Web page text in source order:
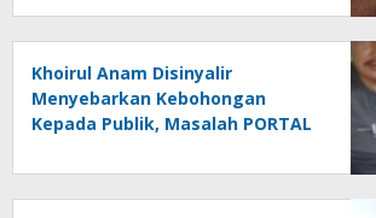
*” PORTAL vs KEBIJAKAN
BODONG
Khoirul Anam Disinyalir
Menyebarkan Kebohongan
Kepada Publik, Masalah PORTAL
(Undang-undang vs Kebijakan
Bodong).